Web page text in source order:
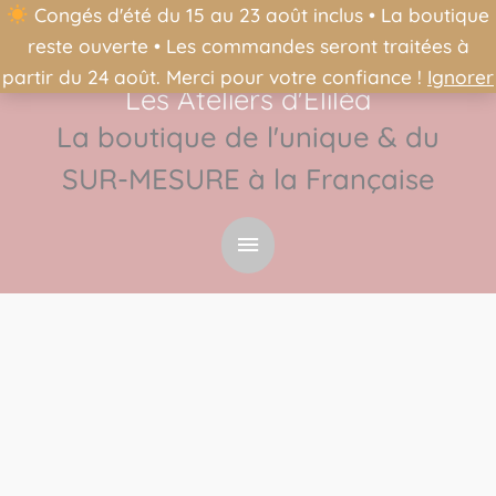
Congés d'été du 15 au 23 août inclus • La boutique
reste ouverte • Les commandes seront traitées à
partir du 24 août. Merci pour votre confiance ! Ignorer
Les Ateliers d'Éliléa
La boutique de l'unique & du
SUR-MESURE à la Française
Menu
principal